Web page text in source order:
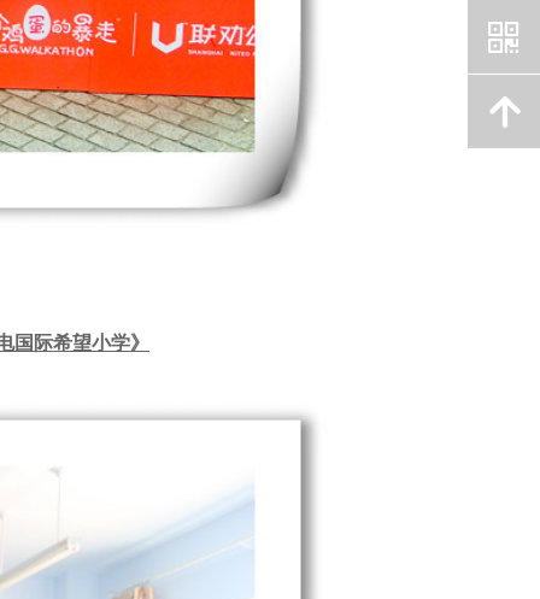
国际希望小学》
낃
녕